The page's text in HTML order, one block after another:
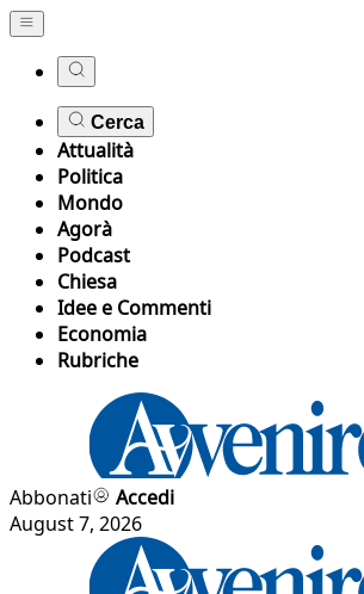
Cerca
Attualità
Politica
Mondo
Agorà
Podcast
Chiesa
Idee e Commenti
Economia
Rubriche
Abbonati
Accedi
August 7, 2026